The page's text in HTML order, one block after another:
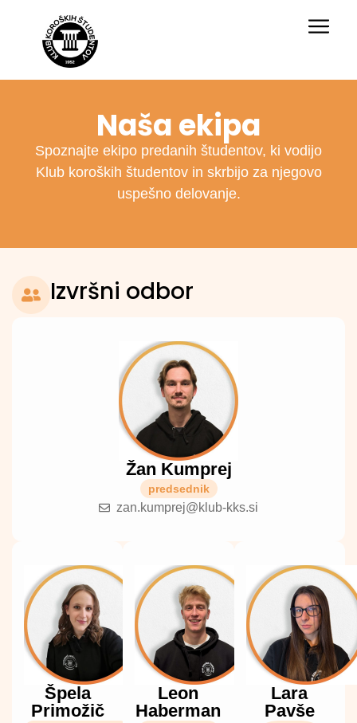
Naša ekipa
Spoznajte ekipo predanih študentov, ki vodijo
Klub koroških študentov in skrbijo za njegovo
uspešno delovanje.
Izvršni odbor
Žan Kumprej
predsednik
zan.kumprej@klub-kks.si
Špela
Primožič
Leon
Haberman
Lara
Pavše